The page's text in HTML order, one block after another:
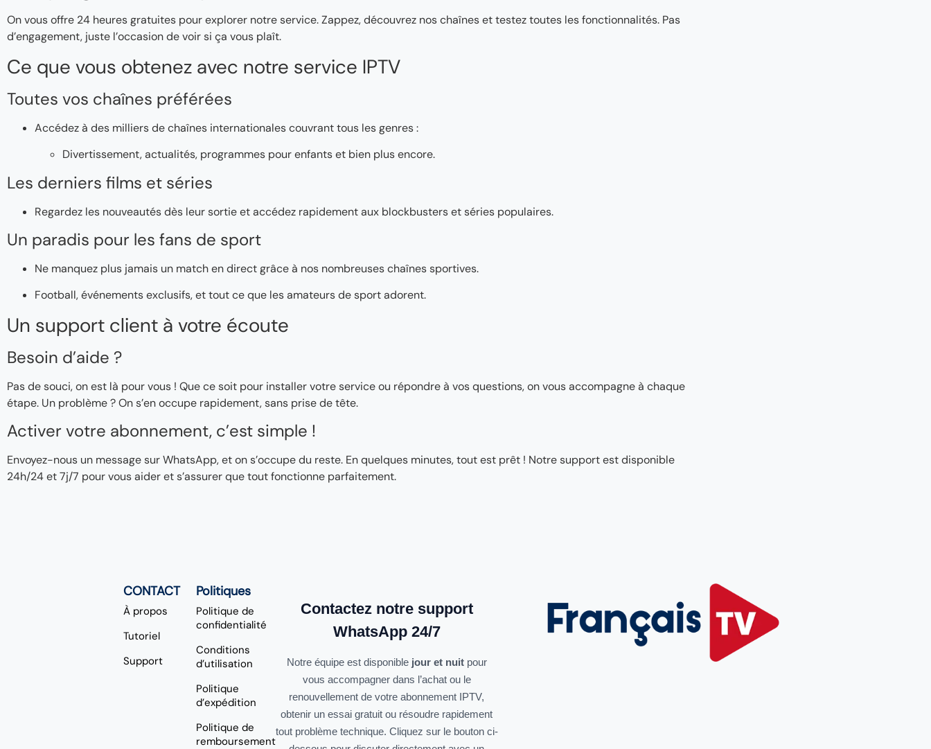
On vous offre 24 heures gratuites pour explorer notre service. Zappez, découvrez nos chaînes et testez toutes les fonctionnalités. Pas
d’engagement, juste l’occasion de voir si ça vous plaît.
Ce que vous obtenez avec notre service IPTV
Toutes vos chaînes préférées
Accédez à des milliers de chaînes internationales couvrant tous les genres :
Divertissement, actualités, programmes pour enfants et bien plus encore.
Les derniers films et séries
Regardez les nouveautés dès leur sortie et accédez rapidement aux blockbusters et séries populaires.
Un paradis pour les fans de sport
Ne manquez plus jamais un match en direct grâce à nos nombreuses chaînes sportives.
Football, événements exclusifs, et tout ce que les amateurs de sport adorent.
Un support client à votre écoute
Besoin d’aide ?
Pas de souci, on est là pour vous ! Que ce soit pour installer votre service ou répondre à vos questions, on vous accompagne à chaque
étape. Un problème ? On s’en occupe rapidement, sans prise de tête.
Activer votre abonnement, c’est simple !
Envoyez-nous un message sur WhatsApp, et on s’occupe du reste. En quelques minutes, tout est prêt ! Notre support est disponible
24h/24 et 7j/7 pour vous aider et s’assurer que tout fonctionne parfaitement.
CONTACT
À propos
Tutoriel
Support
Politiques
Politique de
confidentialité
Conditions
d’utilisation
Politique
d’expédition
Politique de
remboursement
Contactez notre support
WhatsApp 24/7
Notre équipe est disponible jour et nuitpour
vous accompagner dans l’achat ou le
renouvellement de votre abonnement IPTV,
obtenir un essai gratuit ou résoudre rapidement
tout problème technique. Cliquez sur le bouton ci-